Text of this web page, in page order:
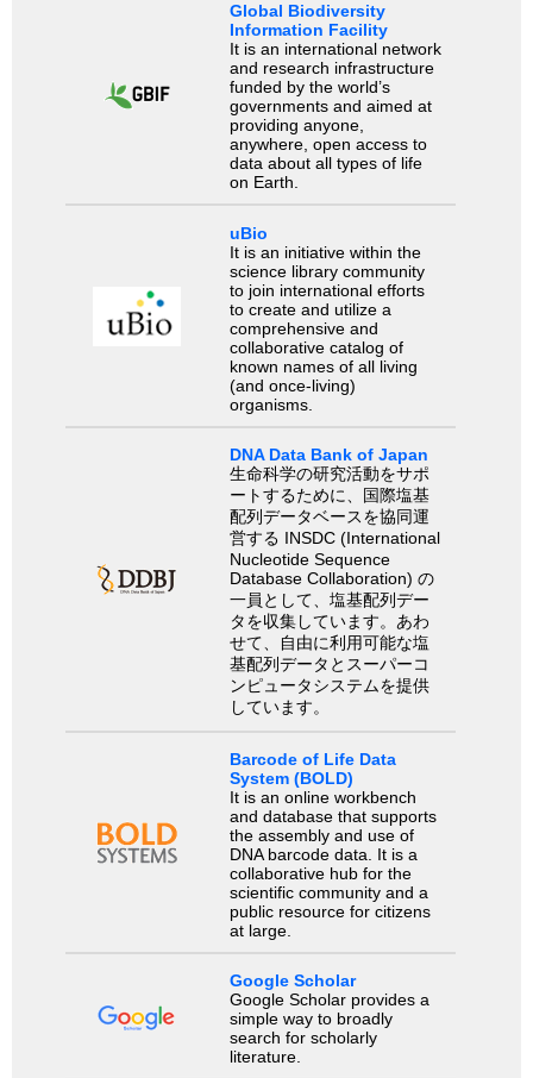
Global Biodiversity
Information Facility
It is an international network
and research infrastructure
funded by the world’s
governments and aimed at
providing anyone,
anywhere, open access to
data about all types of life
on Earth.
uBio
It is an initiative within the
science library community
to join international efforts
to create and utilize a
comprehensive and
collaborative catalog of
known names of all living
(and once-living)
organisms.
DNA Data Bank of Japan
生命科学の研究活動をサポ
ートするために、国際塩基
配列データベースを協同運
営する INSDC (International
Nucleotide Sequence
Database Collaboration) の
一員として、塩基配列デー
タを収集しています。あわ
せて、自由に利用可能な塩
基配列データとスーパーコ
ンピュータシステムを提供
しています。
Barcode of Life Data
System (BOLD)
It is an online workbench
and database that supports
the assembly and use of
DNA barcode data. It is a
collaborative hub for the
scientific community and a
public resource for citizens
at large.
Google Scholar
Google Scholar provides a
simple way to broadly
search for scholarly
literature.